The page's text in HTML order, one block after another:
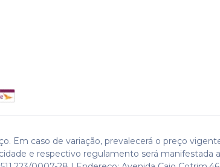
Em caso de variação, prevalecerá o preço
e respectivo regulamento será manifestada